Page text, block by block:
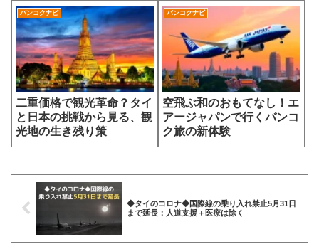
バンコクナビ
二重価格で観光革命？タイ
と日本の挑戦から見る、観
光地の生き残り策
バンコクナビ
空飛ぶ和のおもてなし！エ
アージャパンで行くバンコ
ク旅の新体験
◆タイのコロナ◆国際線の乗り入れ禁止5月31日
まで延長：人道支援＋医療は除く